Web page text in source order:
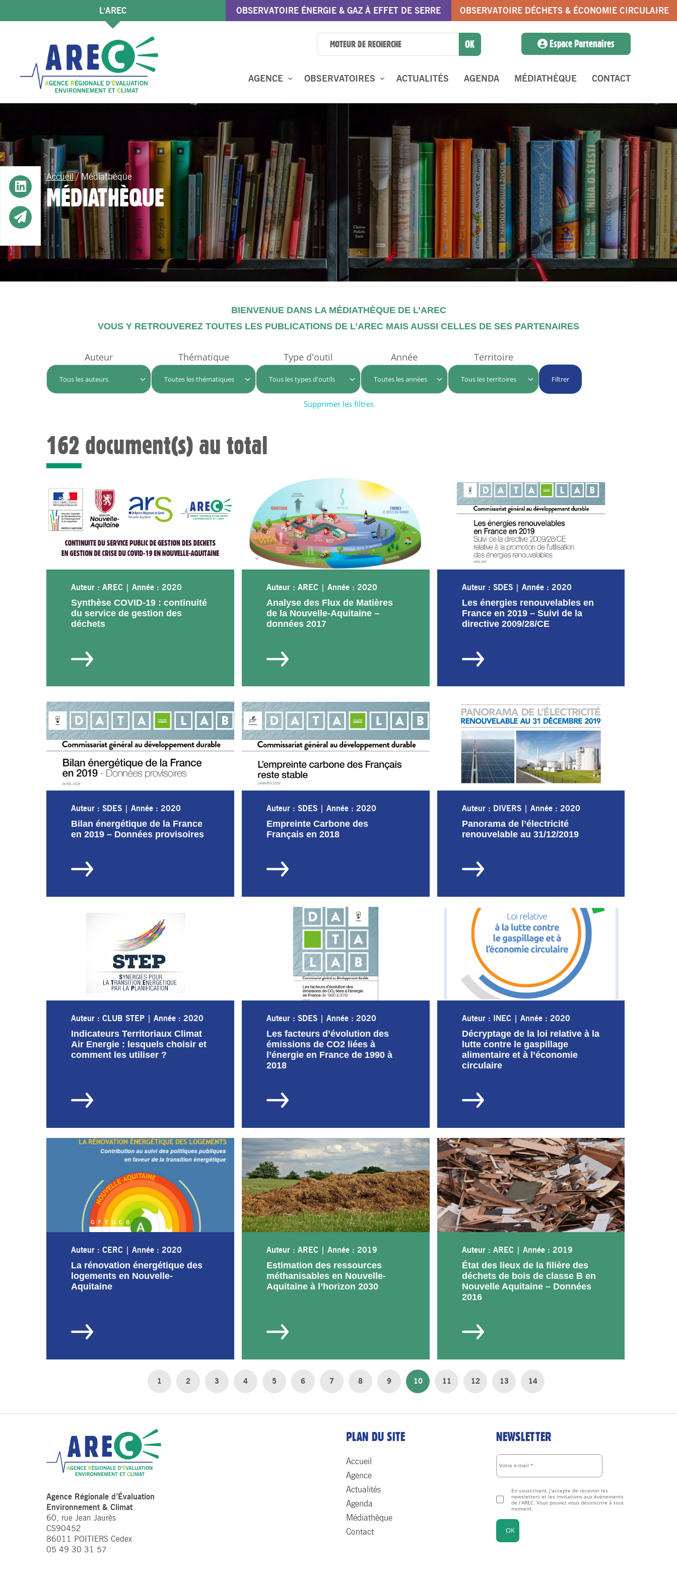
L'AREC OBSERVATOIRE ÉNERGIE & GAZ À EFFET DE SERRE OBSERVATOIRE DÉCHETS & ÉCONOMIE CIRCULAIRE
Espace Partenaires
AGENCE OBSERVATOIRES ACTUALITÉS AGENDA MÉDIATHÈQUE CONTACT
Accueil/Médiathèque
MÉDIATHÈQUE
BIENVENUE DANS LA MÉDIATHÈQUE DE L’AREC
VOUS Y RETROUVEREZ TOUTES LES PUBLICATIONS DE L’AREC MAIS AUSSI CELLES DE SES PARTENAIRES
Auteur Thématique Type d'outil Année Territoire
Supprimer les filtres
162 document(s) au total
Auteur : AREC Année : 2020
Synthèse COVID-19 : continuité
du service de gestion des
déchets
Auteur : AREC| Année : 2020
Analyse des Flux de Matières
de la Nouvelle-Aquitaine –
données 2017
Auteur : SDES| Année : 2020
Les énergies renouvelables en
France en 2019 – Suivi de la
directive 2009/28/CE
Auteur : SDES | Année : 2020
Bilan énergétique de la France
en 2019 – Données provisoires
Auteur : SDES| Année : 2020
Empreinte Carbone des
Français en 2018
Auteur : DIVERS| Année : 2020
Panorama de l’électricité
renouvelable au 31/12/2019
Auteur : CLUB STEP Année : 2020
Indicateurs Territoriaux Climat
Air Energie : lesquels choisir et
comment les utiliser ?
Auteur : SDES| Année : 2020
Les facteurs d’évolution des
émissions de CO2 liées à
l’énergie en France de 1990 à
2018
Auteur : INEC| Année : 2020
Décryptage de la loi relative à la
lutte contre le gaspillage
alimentaire et à l’économie
circulaire
Auteur : CERC | Année : 2020
La rénovation énergétique des
logements en Nouvelle-
Aquitaine
Auteur : AREC| Année : 2019
Estimation des ressources
méthanisables en Nouvelle-
Aquitaine à l’horizon 2030
Auteur : AREC| Année : 2019
État des lieux de la filière des
déchets de bois de classe B en
Nouvelle Aquitaine – Données
2016
1 2 3 4 5 6 7 8 9 10 11 12 13 14
Agence Régionale d’Évaluation
Environnement & Climat
60, rue Jean Jaurès
CS90452
86011 POITIERS Cedex
05 49 30 31 57
PLAN DU SITE
Accueil
Agence
Actualités
Agenda
Médiathèque
Contact
NEWSLETTER
En souscrivant, j'accepte de recevoir les
newsletters et les invitations aux événements
de l'AREC. Vous pouvez vous désinscrire à tout
moment.
Button
Button